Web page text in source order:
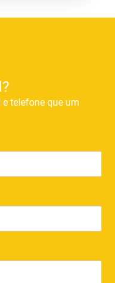
e telefone que um